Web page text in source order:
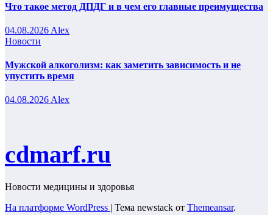
Что такое метод ДПДГ и в чем его главные преимущества
04.08.2026 Alex
Новости
Мужской алкоголизм: как заметить зависимость и не
упустить время
04.08.2026 Alex
cdmarf.ru
Новости медицины и здоровья
На платформе WordPress | Тема newstack от Themeansar.